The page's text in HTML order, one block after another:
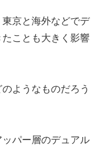
京と海外などでデ
ことも大きく影響
ようなものだろう
パー層のデュアル